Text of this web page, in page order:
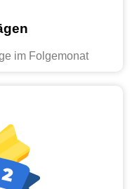
im Folgemonat